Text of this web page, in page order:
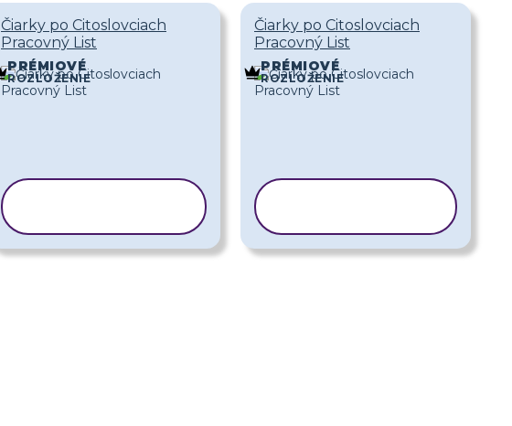
Čiarky po Citoslovciach
Pracovný List
PRÉMIOVÉ
ROZLOŽENIE
Čiarky po Citoslovciach
Pracovný List
PRÉMIOVÉ
ROZLOŽENIE